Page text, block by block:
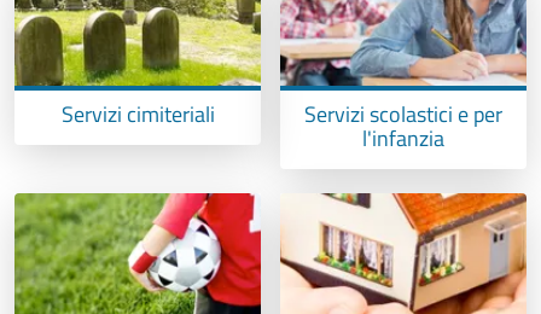
Servizi cimiteriali Servizi scolastici e per
l'infanzia